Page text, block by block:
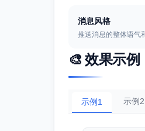
消息风格
推送消息的整体语气
🎨 效果示例
示例1 示例2